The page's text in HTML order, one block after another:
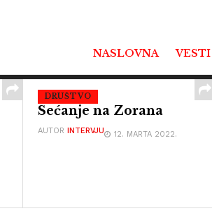
NASLOVNA VESTI
DRUŠTVO
Sećanje na Zorana
AUTOR INTERVJU 12. MARTA 2022.